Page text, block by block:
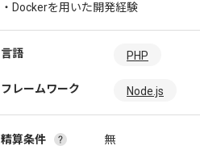
・Dockerを用いた開発経験
言語 PHP
フレームワーク Node.js
精算条件
無